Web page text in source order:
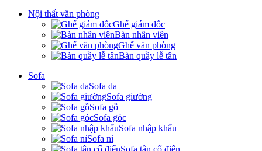
Nội thất văn phòng
Ghế giám đốc
Bàn nhân viên
Ghế văn phòng
Bàn quầy lễ tân
Sofa
Sofa da
Sofa giường
Sofa gỗ
Sofa góc
Sofa nhập khẩu
Sofa nỉ